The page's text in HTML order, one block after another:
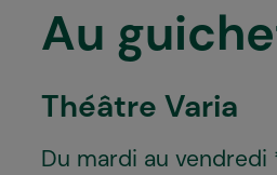
Au
Théâtre Varia
Du mardi au vendredi